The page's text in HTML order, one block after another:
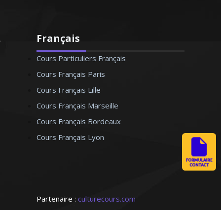
Français
Cours Particuliers Français
Cours Français Paris
Cours Français Lille
Cours Français Marseille
Cours Français Bordeaux
Cours Français Lyon
Partenaire : culturecours.com